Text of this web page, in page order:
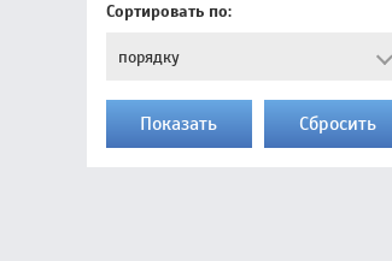
Сортировать по:
Показать Cбросить